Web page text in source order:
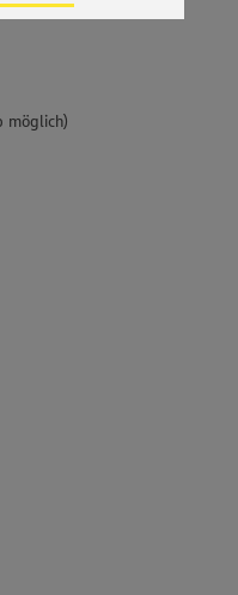
Weitere
in unserer Cookie
möglich)